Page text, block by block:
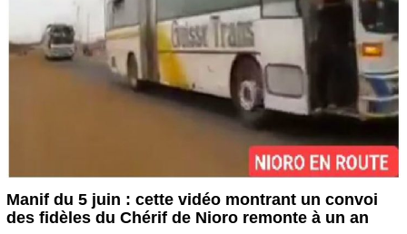
0
Manif du 5 juin : cette vidéo montrant un convoi
des fidèles du Chérif de Nioro remonte à un an